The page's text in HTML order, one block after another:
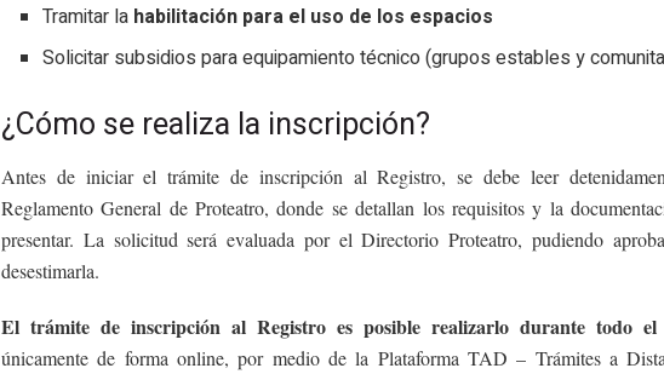
Tramitar la habilitación para el uso de los espacios
Solicitar subsidios para equipamiento técnico (grupos estables y
¿Cómo se realiza la inscripción?
Antes de iniciar el trámite de inscripción al Registro, se debe leer
Reglamento General de Proteatro, donde se detallan los requisitos y la
presentar. La solicitud será evaluada por el Directorio Proteatro, pudiendo
desestimarla.
El trámite de inscripción al Registro es posible realizarlo durante todo el
únicamente de forma online, por medio de la Plataforma TAD – Trámites a